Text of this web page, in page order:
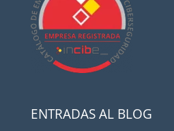
ENTRADAS AL BLOG